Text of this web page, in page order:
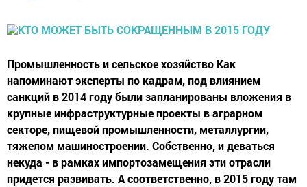
Промышленность и сельское хозяйство Как
напоминают эксперты по кадрам, под влиянием
санкций в 2014 году были запланированы вложения в
крупные инфраструктурные проекты в аграрном
секторе, пищевой промышленности, металлургии,
тяжелом машиностроении. Собственно, и деваться
некуда - в рамках импортозамещения эти отрасли
придется развивать. А соответственно, в 2015 году там